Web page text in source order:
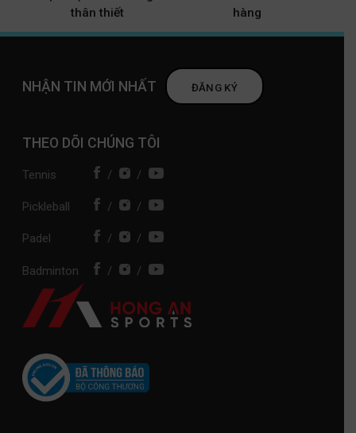
thân thiết
hàng
NHẬN TIN MỚI NHẤT ĐĂNG KÝ
THEO DÕI CHÚNG TÔI
Tennis / /
Pickleball / /
Padel / /
Badminton / /